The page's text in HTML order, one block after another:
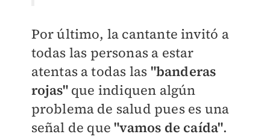
Por último, la cantante invitó a
todas las personas a estar
atentas a todas las "banderas
rojas" que indiquen algún
problema de salud pues es una
señal de que"vamos de caída".